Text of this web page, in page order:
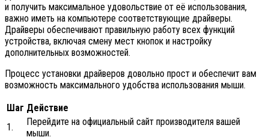
и получить максимальное удовольствие от её использования,
важно иметь на компьютере соответствующие драйверы.
Драйверы обеспечивают правильную работу всех функций
устройства, включая смену мест кнопок и настройку
дополнительных возможностей.
Процесс установки драйверов довольно прост и обеспечит вам
возможность максимального удобства использования мыши.
Шаг Действие
1.
Перейдите на официальный сайт производителя вашей
мыши.